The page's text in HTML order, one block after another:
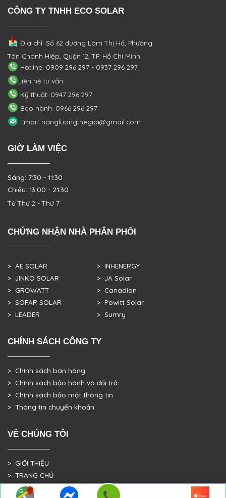
CÔNG TY TNHH ECO SOLAR
Địa chỉ: Số 62 đường Lâm Thị Hố, Phường
Tân Chánh Hiệp, Quận 12, TP. Hồ Chí Minh
Hotline: 0909 296 297 - 0937 296 297
Liên hệ tư vấn
Kỹ thuật: 0947 296 297
Bảo hành: 0966 296 297
Email: nangluongthegioi@gmail.com
GIỜ LÀM VIỆC
Sáng: 7:30 - 11:30
Chiều: 13:00 - 21:30
Từ Thứ 2 - Thứ 7
CHỨNG NHẬN NHÀ PHÂN PHỐI
> AE SOLAR
> JINKO SOLAR
> GROWATT
> SOFAR SOLAR
> LEADER
> INHENERGY
> JA Solar
> Canadian
> Powitt Solar
> Sumry
CHÍNH SÁCH CÔNG TY
> Chính sách bán hàng
> Chính sách bảo hành và đổi trả
> Chính sách bảo mật thông tin
> Thông tin chuyển khoản
VỀ CHÚNG TÔI
> GIỚI THIỆU
> TRANG CHỦ
> DỰ ÁN THỰC TẾ